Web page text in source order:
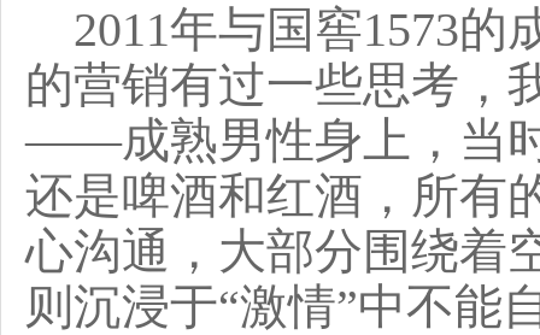
2011年与国窖1573的
的营销有过一些思考，
——成熟男性身上，当
还是啤酒和红酒，所有
心沟通，大部分围绕着
则沉浸于“激情”中不能